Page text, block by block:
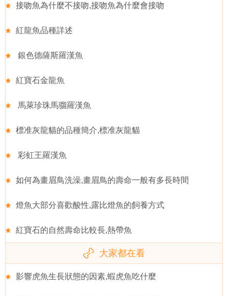
接吻魚為什麼不接吻,接吻魚為什麼會接吻
紅龍魚品種詳述
銀色德薩斯羅漢魚
紅寶石金龍魚
馬萊珍珠馬骝羅漢魚
標准灰龍貓的品種簡介,標准灰龍貓
彩虹王羅漢魚
如何為畫眉鳥洗澡,畫眉鳥的壽命一般有多長時間
燈魚大部分喜歡酸性,露比燈魚的飼養方式
紅寶石的自然壽命比較長,熱帶魚
大家都在看
影響虎魚生長狀態的因素,蝦虎魚吃什麼